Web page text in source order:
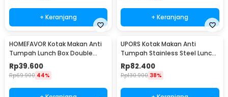
+ Keranjang + Keranjang
HOMEFAVOR Kotak Makan Anti
Tumpah Lunch Box Double
Layer 3 Grid 1.2L - HF225
Rp39.600
Rp69.900 44%
UPORS Kotak Makan Anti
Tumpah Stainless Steel Lunch
Box 4 Grid 1.5L - UP4
Rp82.400
Rp130.900 38%